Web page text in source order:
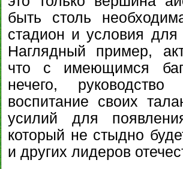
быть столь
стадион и условия для
Наглядный пример,
что с имеющимся
нечего,
воспитание своих
усилий для
который не стыдно
и других лидеров